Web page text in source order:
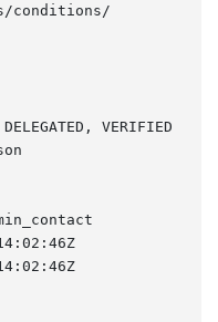
conditions/
VERIFIED